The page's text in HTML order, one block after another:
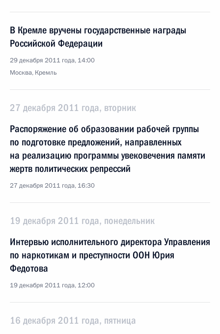
В Кремле вручены государственные награды
Российской Федерации
29 декабря 2011 года, 14:00
Москва, Кремль
27 декабря 2011 года, вторник
Распоряжение об образовании рабочей группы
по подготовке предложений, направленных
на реализацию программы увековечения памяти
жертв политических репрессий
27 декабря 2011 года, 16:30
19 декабря 2011 года, понедельник
Интервью исполнительного директора Управления
по наркотикам и преступности ООН Юрия
Федотова
19 декабря 2011 года, 12:00
16 декабря 2011 года, пятница